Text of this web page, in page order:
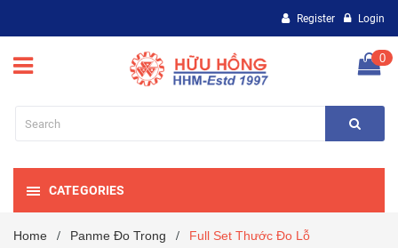
Register Login
0
CATEGORIES
Home / Panme Đo Trong / Full Set Thước Đo Lỗ